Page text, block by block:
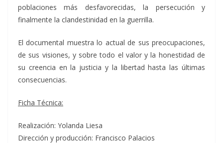
poblaciones más desfavorecidas, la persecución y
finalmente la clandestinidad en la guerrilla.
El documental muestra lo actual de sus preocupaciones,
de sus visiones, y sobre todo el valor y la honestidad de
su creencia en la justicia y la libertad hasta las últimas
consecuencias.
Ficha Técnica:
Realización: Yolanda Liesa
Dirección y producción: Francisco Palacios